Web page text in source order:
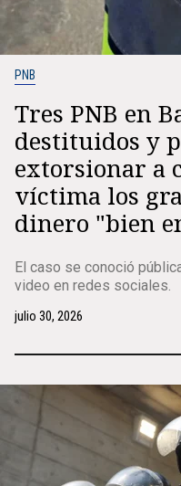
PNB
Tres PNB en
destituidos y
extorsionar a
víctima los
dinero "bien
El caso se conoció
video en redes sociales.
julio 30, 2026